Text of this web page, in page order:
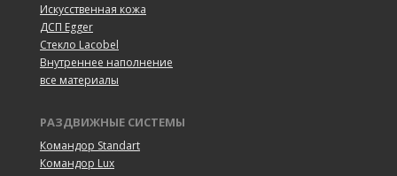
Искусственная кожа
ДСП Egger
Cтекло Lacobel
Внутреннее наполнение
все материалы
РАЗДВИЖНЫЕ СИСТЕМЫ
Командор Standart
Командор Lux